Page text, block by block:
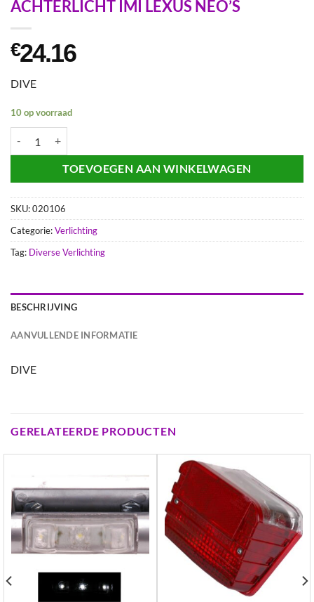
ACHTERLICHT IMI LEXUS NEO’S
€24.16
DIVE
10 op voorraad
TOEVOEGEN AAN WINKELWAGEN
SKU:020106
Categorie:Verlichting
Tag: Diverse Verlichting
BESCHRIJVING
AANVULLENDE INFORMATIE
DIVE
GERELATEERDE PRODUCTEN